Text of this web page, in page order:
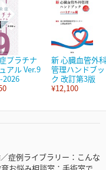
プラチナ
アル Ver.9
2026
新 心臓血管外科
管理ハンドブッ
ク 改訂第3版
¥12,100
症例ライブラリー：こんな